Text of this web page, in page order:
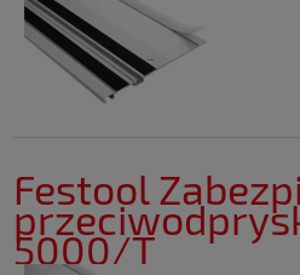
Festool
5000/T